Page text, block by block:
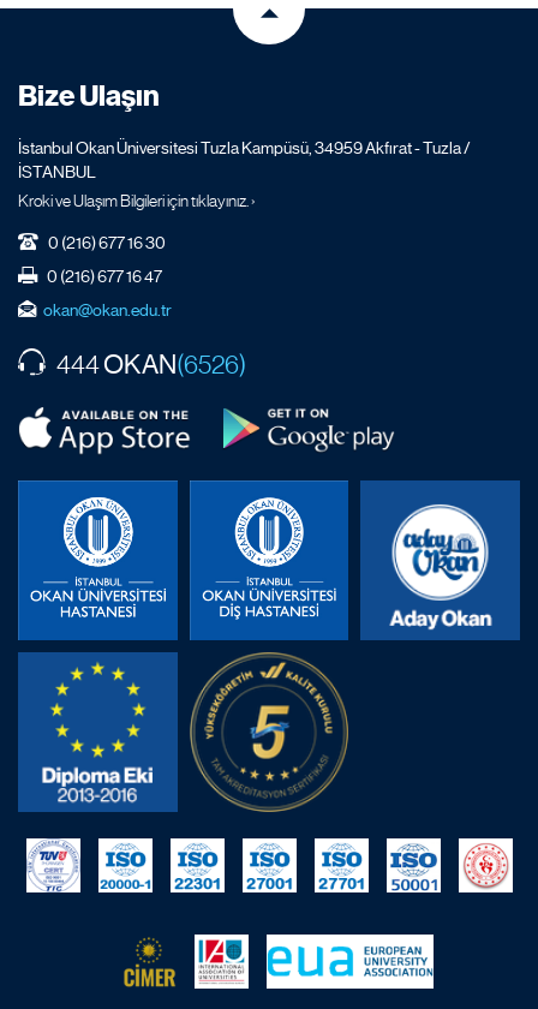
Bize Ulaşın
İstanbul Okan Üniversitesi Tuzla Kampüsü, 34959 Akfırat - Tuzla /
İSTANBUL
Kroki ve Ulaşım Bilgileri için tıklayınız. ›
0 (216) 677 16 30
0 (216) 677 16 47
okan@okan.edu.tr
444OKAN(6526)